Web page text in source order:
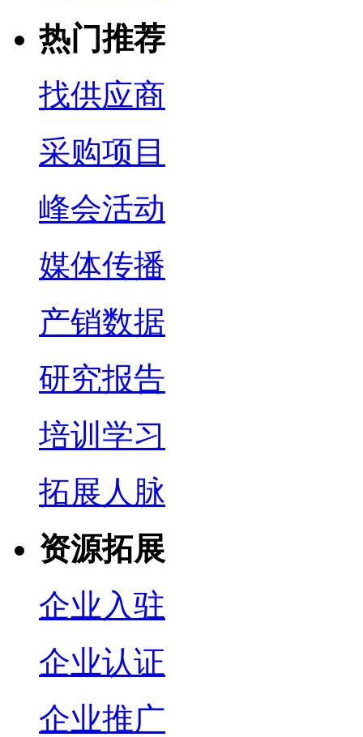
热门推荐
找供应商
采购项目
峰会活动
媒体传播
产销数据
研究报告
培训学习
拓展人脉
资源拓展
企业入驻
企业认证
企业推广